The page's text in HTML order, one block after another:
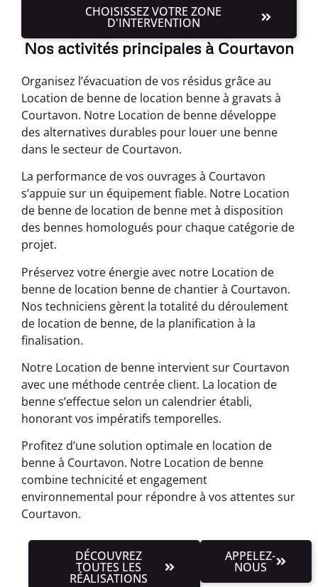
CHOISISSEZ VOTRE ZONE
D'INTERVENTION
Nos activités principales à Courtavon
Organisez l’évacuation de vos résidus grâce au
Location de benne de location benne à gravats à
Courtavon. Notre Location de benne développe
des alternatives durables pour louer une benne
dans le secteur de Courtavon.
La performance de vos ouvrages à Courtavon
s’appuie sur un équipement fiable. Notre Location
de benne de location de benne met à disposition
des bennes homologués pour chaque catégorie de
projet.
Préservez votre énergie avec notre Location de
benne de location benne de chantier à Courtavon.
Nos techniciens gèrent la totalité du déroulement
de location de benne, de la planification à la
finalisation.
Notre Location de benne intervient sur Courtavon
avec une méthode centrée client. La location de
benne s’effectue selon un calendrier établi,
honorant vos impératifs temporelles.
Profitez d’une solution optimale en location de
benne à Courtavon. Notre Location de benne
combine technicité et engagement
environnemental pour répondre à vos attentes sur
Courtavon.
DÉCOUVREZ
TOUTES LES
RÉALISATIONS
APPELEZ-
NOUS